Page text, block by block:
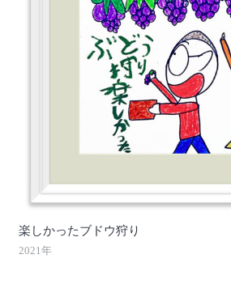
楽しかったブドウ狩り
2021年